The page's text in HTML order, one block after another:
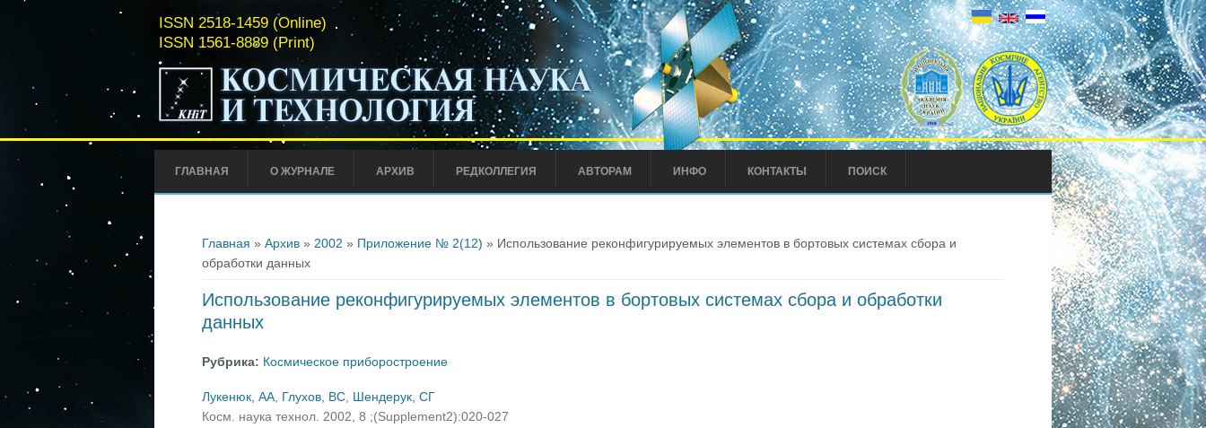
ISSN 2518-1459 (Online)
ISSN 1561-8889 (Print)
ГЛАВНАЯ О ЖУРНАЛЕ АРХИВ РЕДКОЛЛЕГИЯ АВТОРАМ ИНФО КОНТАКТЫ ПОИСК
Главная » Архив» 2002 » Приложение № 2(12) » Использование реконфигурируемых элементов в бортовых системах сбора и
обработки данных
Использование реконфигурируемых элементов в бортовых системах сбора и обработки
данных
Рубрика: Космическое приборостроение
Лукенюк, АА, Глухов, ВС, Шендерук, СГ
Косм. наука технол. 2002, 8 ;(Supplement2):020-027